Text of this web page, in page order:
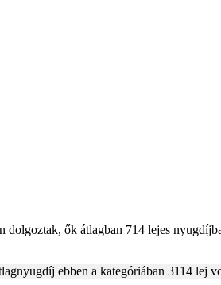
ők átlagban 714 lejes
ebben a kategóriában 3114 lej